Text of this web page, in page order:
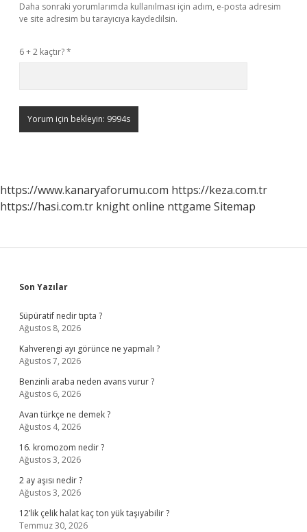
Daha sonraki yorumlarımda kullanılması için adım, e-posta adresim
ve site adresim bu tarayıcıya kaydedilsin.
6 + 2 kaçtır?*
https://www.kanaryaforumu.com https://keza.com.tr
https://hasi.com.tr knight online nttgame Sitemap
Sidebar
Son Yazılar
Süpüratif nedir tıpta ?
Ağustos 8, 2026
Kahverengi ayı görünce ne yapmalı ?
Ağustos 7, 2026
Benzinli araba neden avans vurur ?
Ağustos 6, 2026
Avan türkçe ne demek ?
Ağustos 4, 2026
16. kromozom nedir ?
Ağustos 3, 2026
2 ay aşısı nedir ?
Ağustos 3, 2026
12’lik çelik halat kaç ton yük taşıyabilir ?
Temmuz 30, 2026